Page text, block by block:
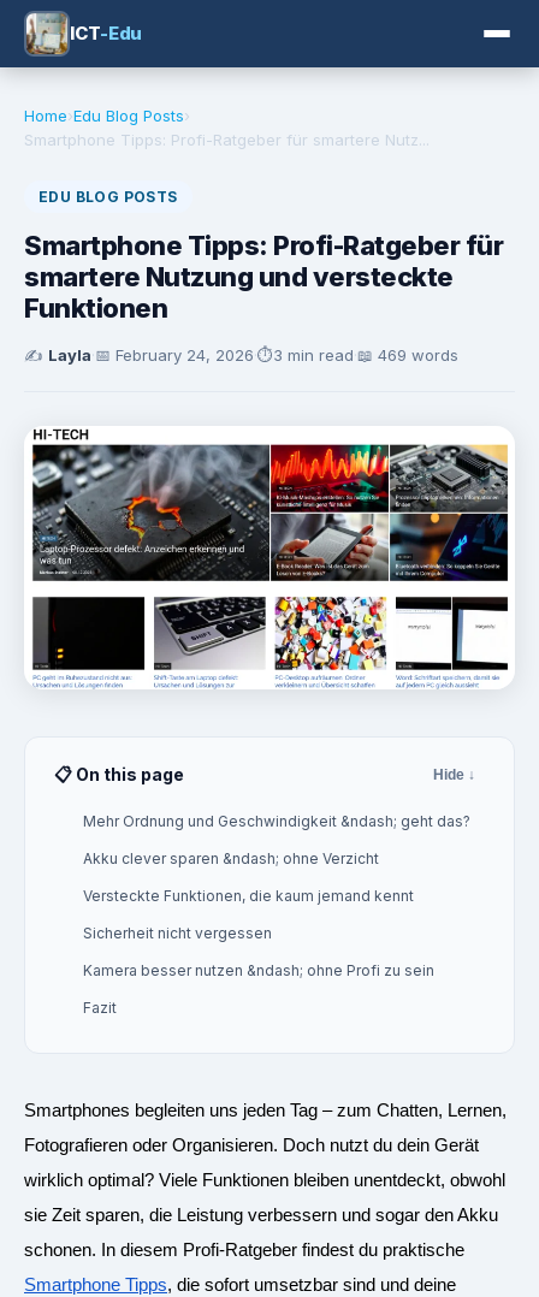
ICT-Edu
Home›Edu Blog Posts›
Smartphone Tipps: Profi-Ratgeber für smartere Nutz...
EDU BLOG POSTS
Smartphone Tipps: Profi-Ratgeber für
smartere Nutzung und versteckte
Funktionen
✍️ Layla·📅 February 24, 2026·⏱️3 min read·📖 469 words
📋 On this page Hide ↓
Mehr Ordnung und Geschwindigkeit &ndash; geht das?
Akku clever sparen &ndash; ohne Verzicht
Versteckte Funktionen, die kaum jemand kennt
Sicherheit nicht vergessen
Kamera besser nutzen &ndash; ohne Profi zu sein
Fazit
Smartphones begleiten uns jeden Tag – zum Chatten, Lernen,
Fotografieren oder Organisieren. Doch nutzt du dein Gerät
wirklich optimal? Viele Funktionen bleiben unentdeckt, obwohl
sie Zeit sparen, die Leistung verbessern und sogar den Akku
schonen. In diesem Profi-Ratgeber findest du praktische
Smartphone Tipps, die sofort umsetzbar sind und deine